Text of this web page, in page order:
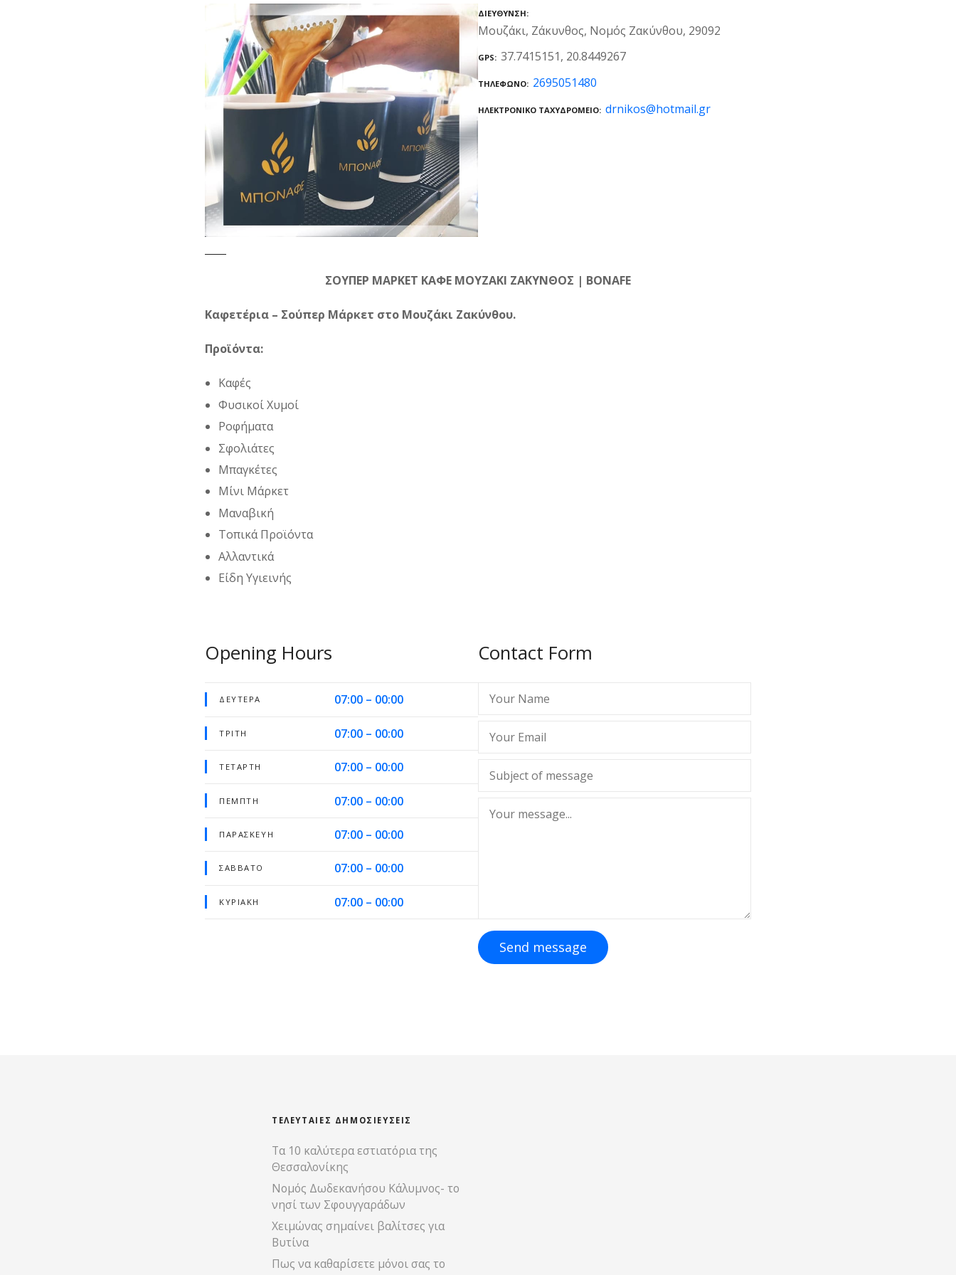
ΔΙΕΎΘΥΝΣΗ
Μουζάκι, Ζάκυνθος, Νομός Ζακύνθου, 29092
GPS 37.7415151, 20.8449267
ΤΗΛΈΦΩΝΟ 2695051480
ΗΛΕΚΤΡΟΝΙΚΌ ΤΑΧΥΔΡΟΜΕΊΟ drnikos@hotmail.gr
ΣΟΥΠΕΡ ΜΑΡΚΕΤ ΚΑΦΕ ΜΟΥΖΑΚΙ ΖΑΚΥΝΘΟΣ | BONAFE
Καφετέρια – Σούπερ Μάρκετ στο Μουζάκι Ζακύνθου.
Προϊόντα:
Καφές
Φυσικοί Χυμοί
Ροφήματα
Σφολιάτες
Μπαγκέτες
Μίνι Μάρκετ
Μαναβική
Τοπικά Προϊόντα
Αλλαντικά
Είδη Υγιεινής
Opening Hours
ΔΕΥΤΈΡΑ 07:00 – 00:00
ΤΡΊΤΗ 07:00 – 00:00
ΤΕΤΆΡΤΗ 07:00 – 00:00
ΠΈΜΠΤΗ 07:00 – 00:00
ΠΑΡΑΣΚΕΥΉ 07:00 – 00:00
ΣΆΒΒΑΤΟ 07:00 – 00:00
ΚΥΡΙΑΚΉ 07:00 – 00:00
Contact Form
Send message
ΤΕΛΕΥΤΑΊΕΣ ΔΗΜΟΣΙΕΎΣΕΙΣ
Τα 10 καλύτερα εστιατόρια της
Θεσσαλονίκης
Νομός Δωδεκανήσου Κάλυμνος- το
νησί των Σφουγγαράδων
Χειμώνας σημαίνει βαλίτσες για
Βυτίνα
Πως να καθαρίσετε μόνοι σας το